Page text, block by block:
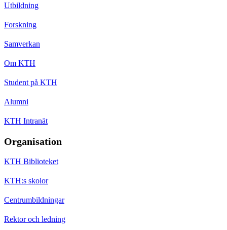
Utbildning
Forskning
Samverkan
Om KTH
Student på KTH
Alumni
KTH Intranät
Organisation
KTH Biblioteket
KTH:s skolor
Centrumbildningar
Rektor och ledning